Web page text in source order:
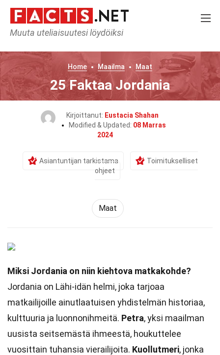
Muuta uteliaisuutesi löydöiksi
Home Maailma Maat
25 Faktaa Jordania
Kirjoittanut: Eustacia Shahan
Modified & Updated: 08 Marras
2024
Asiantuntijan tarkistama
Toimitukselliset
ohjeet
Maat
Miksi Jordania on niin kiehtova matkakohde?
Jordania on Lähi-idän helmi, joka tarjoaa
matkailijoille ainutlaatuisen yhdistelmän historiaa,
kulttuuria ja luonnonihmeitä. Petra, yksi maailman
uusista seitsemästä ihmeestä, houkuttelee
vuosittain tuhansia vierailijoita. Kuollutmeri, jonka